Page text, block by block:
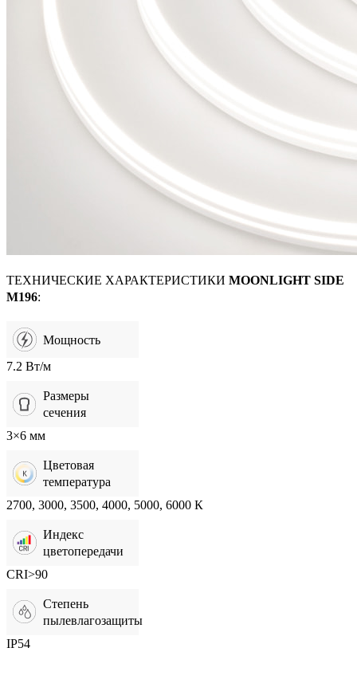
ТЕХНИЧЕСКИЕ ХАРАКТЕРИСТИКИ MOONLIGHT SIDE
M196:
Мощность
7.2 Вт/м
Размеры
сечения
3×6 мм
Цветовая
температура
2700, 3000, 3500, 4000, 5000, 6000 К
Индекс
цветопередачи
CRI>90
Степень
пылевлагозащиты
IP54